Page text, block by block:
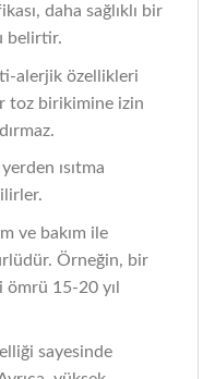
daha sağlıklı bir
belirtir.
alerjik özellikleri
toz birikimine izin
ısıtma
ve bakım ile
Örneğin, bir
15-20 yıl
sayesinde